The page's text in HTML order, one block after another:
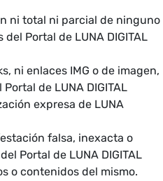
ni total ni parcial de ninguno
Portal de LUNA DIGITAL
ni enlaces IMG o de imagen,
de LUNA DIGITAL
expresa de LUNA
falsa, inexacta o
Portal de LUNA DIGITAL
o contenidos del mismo.